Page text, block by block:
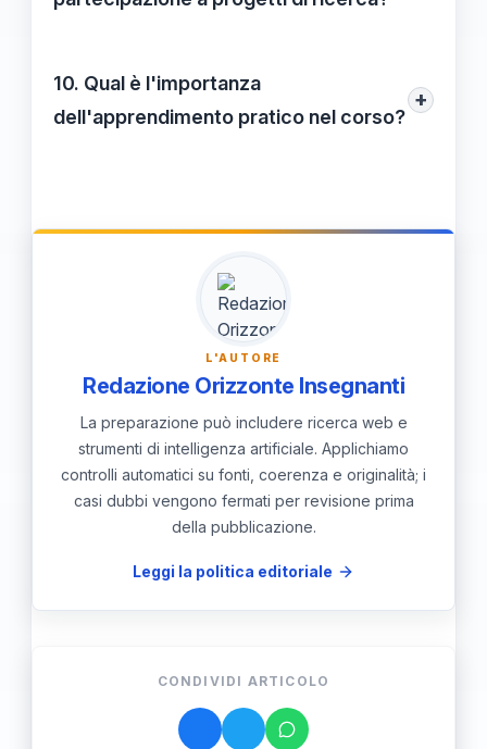
progetti di ricerca innovativi, applicando le
loro conoscenze a problemi attuali e
10. Qual è l'importanza
dell'apprendimento pratico nel corso?
+
reali, preparando gli studenti a entrare nel
mondo del lavoro con competenze e
L'AUTORE
Redazione Orizzonte Insegnanti
La preparazione può includere ricerca web e
strumenti di intelligenza artificiale. Applichiamo
controlli automatici su fonti, coerenza e originalità; i
casi dubbi vengono fermati per revisione prima
della pubblicazione.
Leggi la politica editoriale
CONDIVIDI ARTICOLO